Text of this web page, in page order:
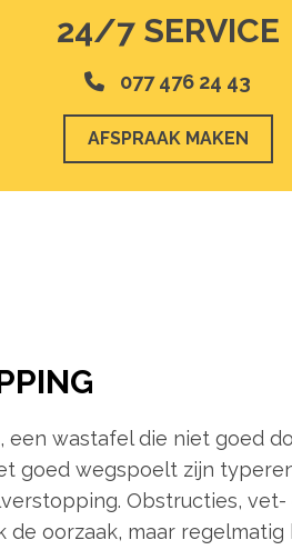
24/7 SERVICE
077 476 24 43
AFSPRAAK MAKEN
een wastafel die niet goed
goed wegspoelt zijn
Obstructies, vet-
de oorzaak, maar regelmatig